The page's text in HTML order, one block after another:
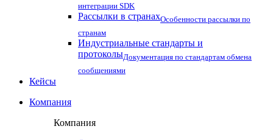
интеграции SDK
Рассылки в странахОсобенности рассылки по
странам
Индустриальные стандарты и
протоколыДокументация по стандартам обмена
сообщениями
Кейсы
Компания
Компания